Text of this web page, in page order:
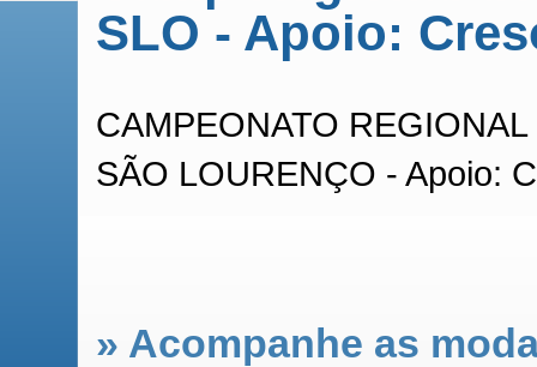
SLO - Apoio:
CAMPEONATO
SÃO LOURENÇO - Apoio:
» Acompanhe as